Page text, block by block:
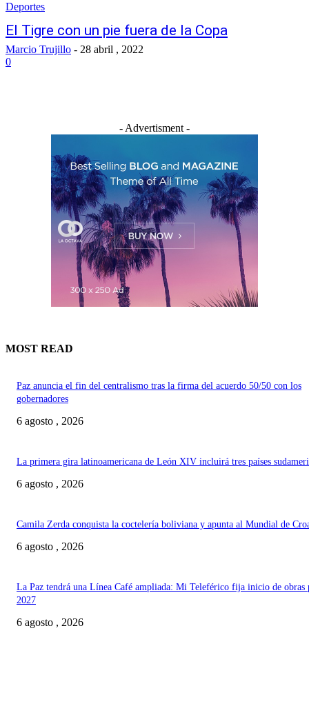
Deportes
El Tigre con un pie fuera de la Copa
Marcio Trujillo - 28 abril , 2022
0
- Advertisment -
MOST READ
Paz anuncia el fin del centralismo tras la firma del acuerdo 50/50 con los
gobernadores
6 agosto , 2026
La primera gira latinoamericana de León XIV incluirá tres países
6 agosto , 2026
Camila Zerda conquista la coctelería boliviana y apunta al Mundial de
6 agosto , 2026
La Paz tendrá una Línea Café ampliada: Mi Teleférico fija inicio de obras
2027
6 agosto , 2026